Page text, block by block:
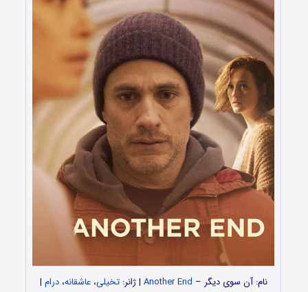
نام: آن سوی دیگر – Another End | ژانر:تخیلی،عاشقانه،درام |